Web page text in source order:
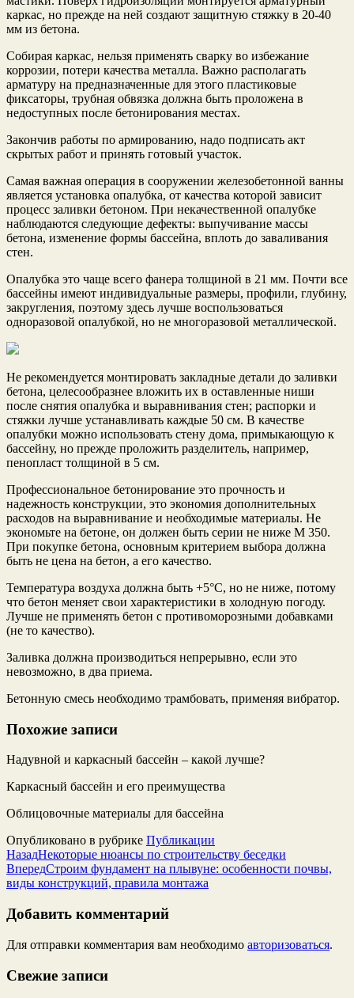
каркас, но прежде на ней создают защитную стяжку в 20-40
мм из бетона.
Собирая каркас, нельзя применять сварку во избежание
коррозии, потери качества металла. Важно располагать
арматуру на предназначенные для этого пластиковые
фиксаторы, трубная обвязка должна быть проложена в
недоступных после бетонирования местах.
Закончив работы по армированию, надо подписать акт
скрытых работ и принять готовый участок.
Самая важная операция в сооружении железобетонной ванны
является установка опалубка, от качества которой зависит
процесс заливки бетоном. При некачественной опалубке
наблюдаются следующие дефекты: выпучивание массы
бетона, изменение формы бассейна, вплоть до заваливания
стен.
Опалубка это чаще всего фанера толщиной в 21 мм. Почти все
бассейны имеют индивидуальные размеры, профили, глубину,
закругления, поэтому здесь лучше воспользоваться
одноразовой опалубкой, но не многоразовой металлической.
Не рекомендуется монтировать закладные детали до заливки
бетона, целесообразнее вложить их в оставленные ниши
после снятия опалубка и выравнивания стен; распорки и
стяжки лучше устанавливать каждые 50 см. В качестве
опалубки можно использовать стену дома, примыкающую к
бассейну, но прежде проложить разделитель, например,
пенопласт толщиной в 5 см.
Профессиональное бетонирование это прочность и
надежность конструкции, это экономия дополнительных
расходов на выравнивание и необходимые материалы. Не
экономьте на бетоне, он должен быть серии не ниже М 350.
При покупке бетона, основным критерием выбора должна
быть не цена на бетон, а его качество.
Температура воздуха должна быть +5°С, но не ниже, потому
что бетон меняет свои характеристики в холодную погоду.
Лучше не применять бетон с противоморозными добавками
(не то качество).
Заливка должна производиться непрерывно, если это
невозможно, в два приема.
Бетонную смесь необходимо трамбовать, применяя вибратор.
Похожие записи
Надувной и каркасный бассейн – какой лучше?
Каркасный бассейн и его преимущества
Облицовочные материалы для бассейна
Опубликовано в рубрике Публикации
НазадНекоторые нюансы по строительству беседки
ВпередСтроим фундамент на плывуне: особенности почвы,
виды конструкций, правила монтажа
Добавить комментарий
Для отправки комментария вам необходимо авторизоваться.
Свежие записи